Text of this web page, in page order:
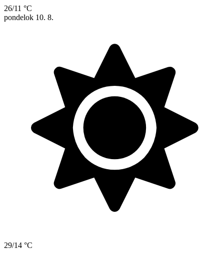
26/11 °C
pondelok 10. 8.
29/14 °C